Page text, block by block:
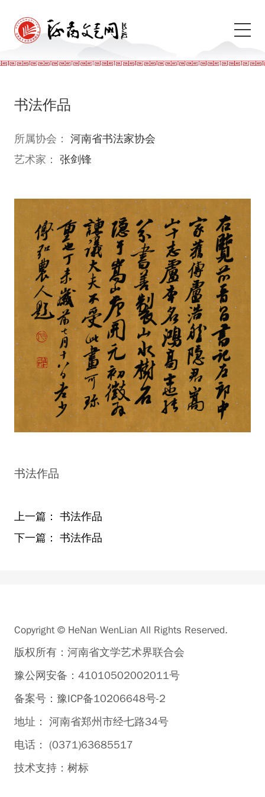
书法作品
所属协会： 河南省书法家协会
艺术家： 张剑锋
书法作品
上一篇： 书法作品
下一篇： 书法作品
Copyright © HeNan WenLian All Rights Reserved.
版权所有：河南省文学艺术界联合会
豫公网安备：41010502002011号
备案号：豫ICP备10206648号-2
地址： 河南省郑州市经七路34号
电话： (0371)63685517
技术支持： 树标